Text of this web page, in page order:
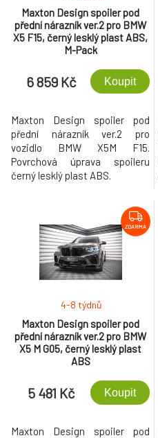
Maxton Design spoiler pod
přední nárazník ver.2 pro BMW
X5 F15, černý lesklý plast ABS,
M-Pack
6 859 Kč Koupit
Maxton Design spoiler pod
přední nárazník ver.2 pro
vozidlo BMW X5M F15.
Povrchová úprava spoileru
černý lesklý plast ABS.
ZDARMA
Maxton Design spoiler pod
přední nárazník ver.2 pro BMW
X5 M G05, černý lesklý plast
ABS
4-8 týdnů
5 481 Kč Koupit
Maxton Design spoiler pod